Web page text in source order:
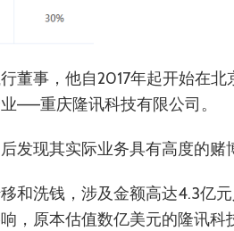
董事，他自2017年起开始在北
——重庆隆讯科技有限公司。
发现其实际业务具有高度的赌
和洗钱，涉及金额高达4.3亿
，原本估值数亿美元的隆讯科